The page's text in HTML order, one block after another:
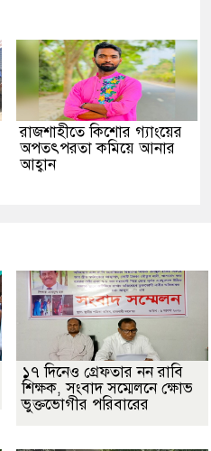
রাজশাহীতে কিশোর গ্যাংয়ের
অপতৎপরতা কমিয়ে আনার
আহ্বান
১৭ দিনেও গ্রেফতার নন রাবি
শিক্ষক, সংবাদ সম্মেলনে ক্ষোভ
ভুক্তভোগীর পরিবারের